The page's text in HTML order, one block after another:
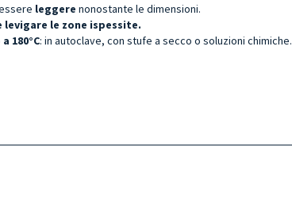
leggere nonostante le dimensioni.
levigare le zone ispessite.
180°C: in autoclave, con stufe a secco o soluzioni chimiche.